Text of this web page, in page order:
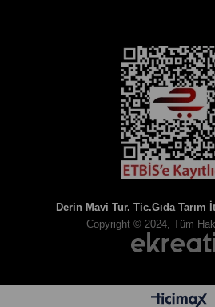
Derin Mavi Tur. Tic.Gıda Tarım
Copyright © 2024, Tüm